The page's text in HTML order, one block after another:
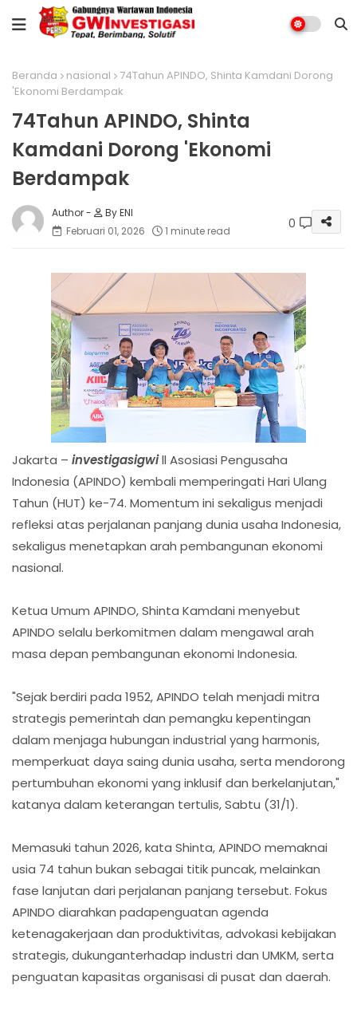
Beranda nasional
74Tahun APINDO, Shinta Kamdani Dorong
'Ekonomi Berdampak
74Tahun APINDO, Shinta
Kamdani Dorong 'Ekonomi
Berdampak
By ENI
Februari 01, 2026
1 minute read 0
Jakarta – investigasigwill Asosiasi Pengusaha
Indonesia (APINDO) kembali memperingati Hari Ulang
Tahun (HUT) ke-74. Momentum ini sekaligus menjadi
refleksi atas perjalanan panjang dunia usaha Indonesia,
sekaligus menetapkan arah pembangunan ekonomi
nasional.
Ketua Umum APINDO, Shinta Kamdani menyebut
APINDO selalu berkomitmen dalam mengawal arah
masa depan pembangunan ekonomi Indonesia.
"Sejak berdiri pada 1952, APINDO telah menjadi mitra
strategis pemerintah dan pemangku kepentingan
dalam menjaga hubungan industrial yang harmonis,
memperkuat daya saing dunia usaha, serta mendorong
pertumbuhan ekonomi yang inklusif dan berkelanjutan,"
katanya dalam keterangan tertulis, Sabtu (31/1).
Memasuki tahun 2026, kata Shinta, APINDO memaknai
usia 74 tahun bukan sebagai titik puncak, melainkan
fase lanjutan dari perjalanan panjang tersebut. Fokus
APINDO diarahkan padapenguatan agenda
ketenagakerjaan dan produktivitas, advokasi kebijakan
strategis, dukunganterhadap industri dan UMKM, serta
penguatan kapasitas organisasi di pusat dan daerah.